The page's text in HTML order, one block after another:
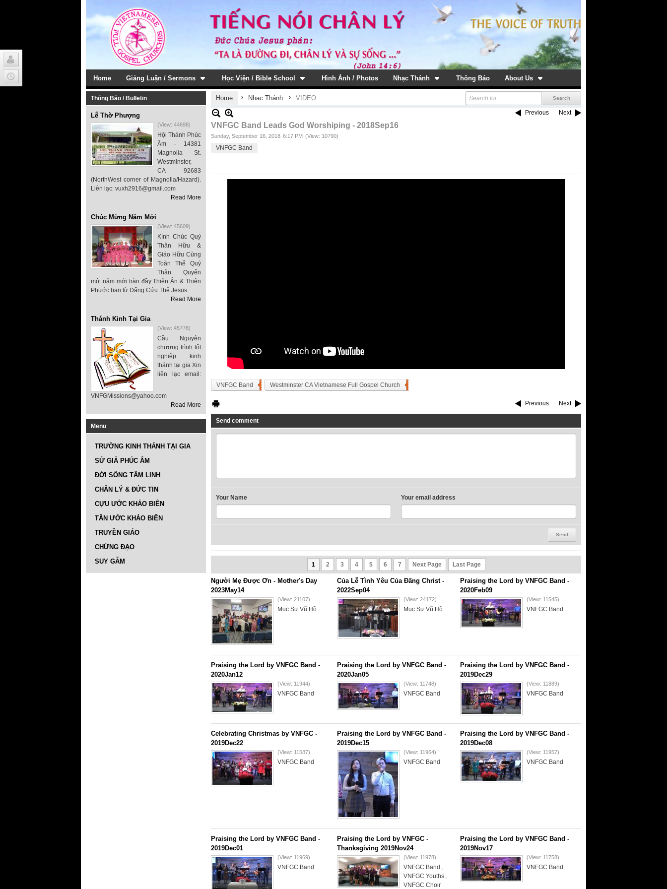
Home Giảng Luận / Sermons Học Viện / Bible School Hình Ảnh / Photos Nhạc Thánh Thông Báo About Us
Thông Báo / Bulletin
Lễ Thờ Phượng
(View: 44698)
Hội Thánh Phúc
Âm - 14381
Magnolia St.
Westminster,
CA 92683
(NorthWest corner of Magnolia/Hazard).
Liên lạc: vuxh2916@gmail.com
Read More
Chúc Mừng Năm Mới
(View: 45609)
Kính Chúc Quý
Thân Hữu &
Giáo Hữu Cùng
Toàn Thể Quý
Thân Quyến
một năm mới tràn đầy Thiên Ân & Thiên
Phước ban từ Đấng Cứu Thế Jesus.
Read More
Thánh Kinh Tại Gia
(View: 45778)
Cầu Nguyện
chương trình tốt
nghiệp kinh
thánh tại gia Xin
liên lạc email:
VNFGMissions@yahoo.com
Read More
Menu
TRƯỜNG KINH THÁNH TẠI GIA
SỨ GIẢ PHÚC ÂM
ĐỜI SỐNG TÂM LINH
CHÂN LÝ & ĐỨC TIN
CỰU ƯỚC KHẢO BIÊN
TÂN ƯỚC KHẢO BIÊN
TRUYỀN GIÁO
CHỨNG ĐẠO
SUY GẪM
Home › Nhạc Thánh › VIDEO
Previous Next
VNFGC Band Leads God Worshiping - 2018Sep16
Sunday, September 16, 2018 6:17 PM (View: 10790)
VNFGC Band
VNFGC Band Westminster CA Vietnamese Full Gospel Church
Previous Next
Send comment
Your Name Your email address
1 2 3 4 5 6 7 Next Page Last Page
Người Mẹ Được Ơn - Mother's Day
2023May14
(View: 21107)
Mục Sư Vũ Hồ
Của Lễ Tình Yêu Của Đấng Christ -
2022Sep04
(View: 24172)
Mục Sư Vũ Hồ
Praising the Lord by VNFGC Band -
2020Feb09
(View: 11545)
VNFGC Band
Praising the Lord by VNFGC Band -
2020Jan12
(View: 11944)
VNFGC Band
Praising the Lord by VNFGC Band -
2020Jan05
(View: 11748)
VNFGC Band
Praising the Lord by VNFGC Band -
2019Dec29
(View: 11889)
VNFGC Band
Celebrating Christmas by VNFGC -
2019Dec22
(View: 11587)
VNFGC Band
Praising the Lord by VNFGC Band -
2019Dec15
(View: 11964)
VNFGC Band
Praising the Lord by VNFGC Band -
2019Dec08
(View: 11957)
VNFGC Band
Praising the Lord by VNFGC Band -
2019Dec01
(View: 11969)
VNFGC Band
Praising the Lord by VNFGC -
Thanksgiving 2019Nov24
(View: 11978)
VNFGC Band ,
VNFGC Youths ,
VNFGC Choir
Praising the Lord by VNFGC Band -
2019Nov17
(View: 11758)
VNFGC Band